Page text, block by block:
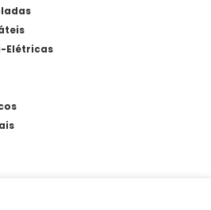
Elétricas